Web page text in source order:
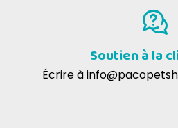
Non, le shampooing
dans le traitement des
remplace pas un traitement
le vétérinaire.
Soutien à la
Écrire à